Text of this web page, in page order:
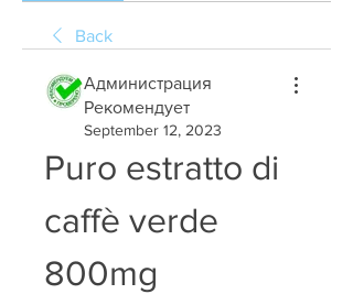
Back
Администрация
Рекомендует
September 12, 2023
Puro estratto di
caffè verde
800mg